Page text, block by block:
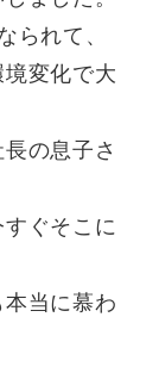
られて、
変化で大
の息子さ
ぐそこに
当に慕わ